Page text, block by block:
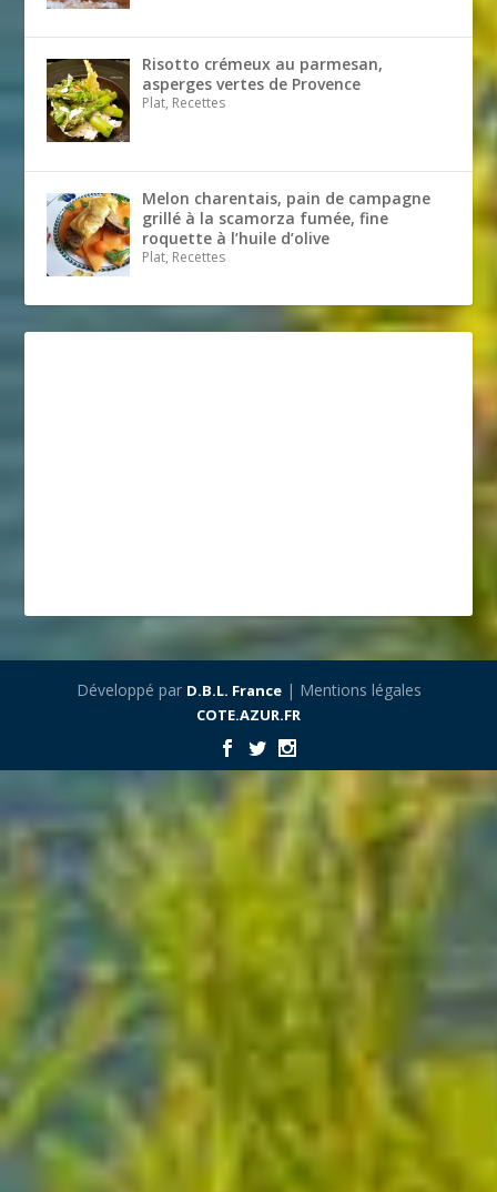
Risotto crémeux au parmesan,
asperges vertes de Provence
Plat, Recettes
Melon charentais, pain de campagne
grillé à la scamorza fumée, fine
roquette à l’huile d’olive
Plat, Recettes
Développé par D.B.L. France| Mentions légales
COTE.AZUR.FR